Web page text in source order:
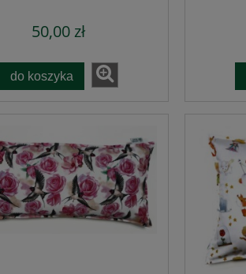
50,00 zł
do koszyka